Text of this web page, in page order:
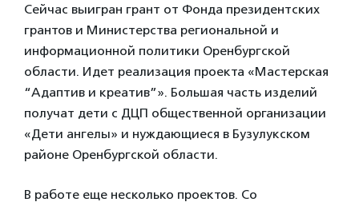
Сейчас выигран грант от Фонда президентских
грантов и Министерства региональной и
информационной политики Оренбургской
области. Идет реализация проекта «Мастерская
“Адаптив и креатив”». Большая часть изделий
получат дети с ДЦП общественной организации
«Дети ангелы» и нуждающиеся в Бузулукском
районе Оренбургской области.
В работе еще несколько проектов. Со